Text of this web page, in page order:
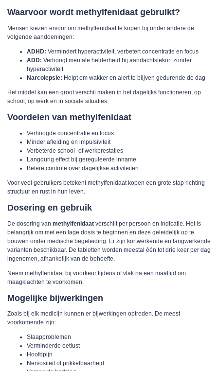
Waarvoor wordt methylfenidaat gebruikt?
Mensen kiezen ervoor om methylfenidaat te kopen bij onder andere de
volgende aandoeningen:
ADHD: Vermindert hyperactiviteit, verbetert concentratie en focus
ADD: Verhoogt mentale helderheid bij aandachtstekort zonder
hyperactiviteit
Narcolepsie: Helpt om wakker en alert te blijven gedurende de dag
Het middel kan een groot verschil maken in het dagelijks functioneren, op
school, op werk en in sociale situaties.
Voordelen van methylfenidaat
Verhoogde concentratie en focus
Minder afleiding en impulsiviteit
Verbeterde school- of werkprestaties
Langdurig effect bij gereguleerde inname
Betere controle over dagelijkse activiteiten
Voor veel gebruikers betekent methylfenidaat kopen een grote stap richting
structuur en rust in hun leven.
Dosering en gebruik
De dosering van methylfenidaat verschilt per persoon en indicatie. Het is
belangrijk om met een lage dosis te beginnen en deze geleidelijk op te
bouwen onder medische begeleiding. Er zijn kortwerkende en langwerkende
varianten beschikbaar. De tabletten worden meestal één tot drie keer per dag
ingenomen, afhankelijk van de behoefte.
Neem methylfenidaat bij voorkeur tijdens of vlak na een maaltijd om
maagklachten te voorkomen.
Mogelijke bijwerkingen
Zoals bij elk medicijn kunnen er bijwerkingen optreden. De meest
voorkomende zijn:
Slaapproblemen
Verminderde eetlust
Hoofdpijn
Nervositeit of prikkelbaarheid